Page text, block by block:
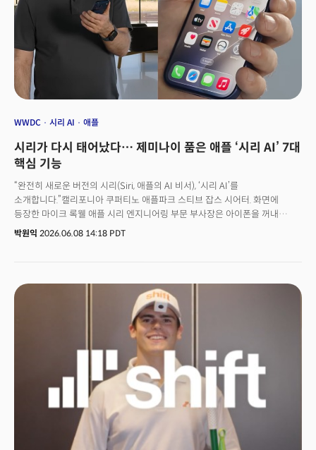
우주비행사뿐만 아니라 바로 지금 이 영상을 보고 있는 누구든 모셔다
드리고자 한다. 스페이스X의 놀라운 팀과 함께라면 그 목표를 반드시 달성할
수 있을 것이라고 확신한다”고 했다. 나스닥 CEO 아데나 프리드먼은 “혁신의
본고장인 나스닥이 스페이스X의 파트너가 되어 자랑스럽다”고 환영했다. 샷웰
COO는 “오늘 우리는 또 하나의 역사를 만든다. 우리에게는 ‘역사를 만드는’
역사가 있다”고 했다.
WWDC 시리 AI 애플
시리가 다시 태어났다… 제미나이 품은 애플 ‘시리 AI’ 7대
핵심 기능
“완전히 새로운 버전의 시리(Siri, 애플의 AI 비서), ‘시리 AI’를
소개합니다.”캘리포니아 쿠퍼티노 애플파크 스티브 잡스 시어터. 화면에
등장한 마이크 록웰 애플 시리 엔지니어링 부문 부사장은 아이폰을 꺼내
“샌프란시스코에서 열리는 수키 워터하우스의 콘서트가 언제지?”라고 시리에
실시간으로 벌어지는 정보까지 확인, 정확한 답변을 제시할 수 있게 된
것이다. 이뿐만 아니다. 록웰 부사장이 “추첨이 열리면 신청하도록 알림을
줘”라고 말하자 시리는 곧바로 알림(reminder)을 설정했다. 아이폰 앱을
구동하는 작업까지 스스로 수행할 수 있게 됐다. 록웰에 이어 등장한 저스틴
티티 인텔리전트 시스템 경험 엔지니어링 시니어 디렉터는 시리 AI를 활용해
‘FIFA 2026’ 월드컵 일정을 조회한 후 시청 파티 계획을 세우고, 대진을
이루는 두 나라의 음식 메뉴까지 추천받는 시연을 진행했다. 역시 화면에
손가락 하나 대지 않은 채 대화만으로 진행한 작업이었다.
박원익 2026.06.08 14:18 PDT